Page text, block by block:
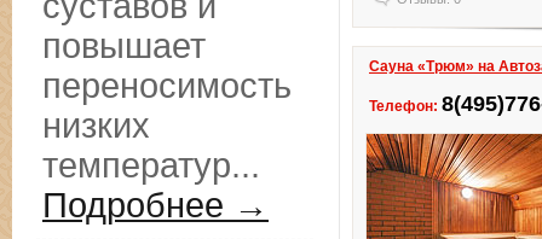
Сауна «Трюм» на
Телефон:
повышает
переносимость
низких
температур...
Подробнее →